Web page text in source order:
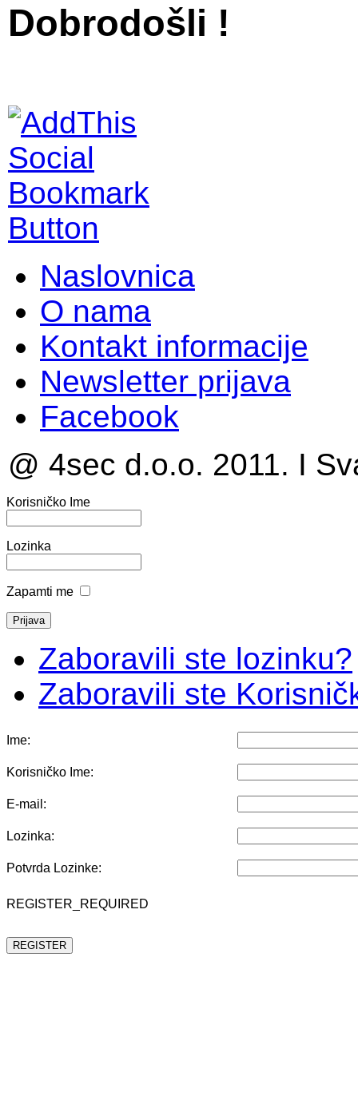
Dobrodošli !
Naslovnica
O nama
Kontakt informacije
Newsletter prijava
Facebook
@ 4sec d.o.o. 2011. I
Korisničko Ime
Lozinka
Zapamti me
Zaboravili ste lozinku?
Zaboravili ste
Ime:
Korisničko Ime:
E-mail:
Lozinka:
Potvrda Lozinke:
REGISTER_REQUIRED
REGISTER